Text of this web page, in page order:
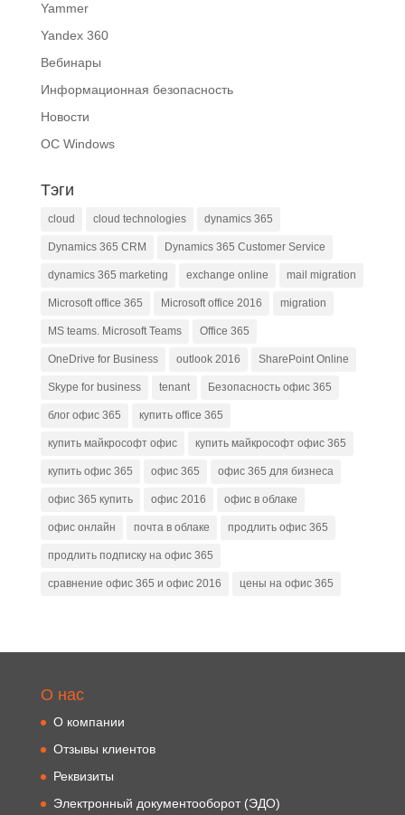
Yammer
Yandex 360
Вебинары
Информационная безопасность
Новости
ОС Windows
Тэги
cloud cloud technologies dynamics 365
Dynamics 365 CRM Dynamics 365 Customer Service
dynamics 365 marketing exchange online mail migration
Microsoft office 365 Microsoft office 2016 migration
MS teams. Microsoft Teams Office 365
OneDrive for Business outlook 2016 SharePoint Online
Skype for business tenant Безопасность офис 365
блог офис 365 купить office 365
купить майкрософт офис купить майкрософт офис 365
купить офис 365 офис 365 офис 365 для бизнеса
офис 365 купить офис 2016 офис в облаке
офис онлайн почта в облаке продлить офис 365
продлить подписку на офис 365
сравнение офис 365 и офис 2016 цены на офис 365
О нас
О компании
Отзывы клиентов
Реквизиты
Электронный документооборот (ЭДО)